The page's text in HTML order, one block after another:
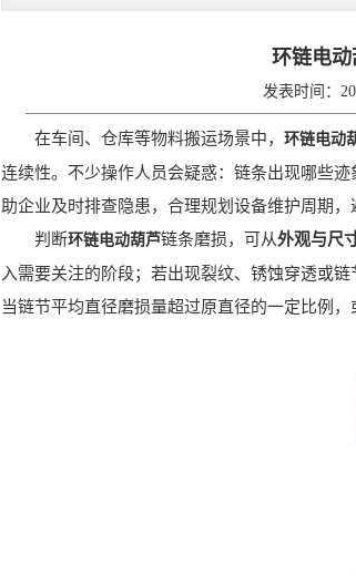
环链电
发表时间：
在车间、仓库等物料搬运场景中， 环链电动
连续性。不少操作人员会疑惑：链条出现哪些
助企业及时排查隐患，合理规划设备维护周期，
判断环链电动葫芦链条磨损，可从外观与尺
入需要关注的阶段；若出现裂纹、锈蚀穿透或
当链节平均直径磨损量超过原直径的一定比例